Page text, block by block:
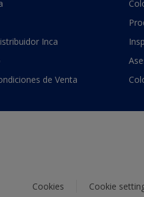
Inca
de Venta
Cookies Cookie